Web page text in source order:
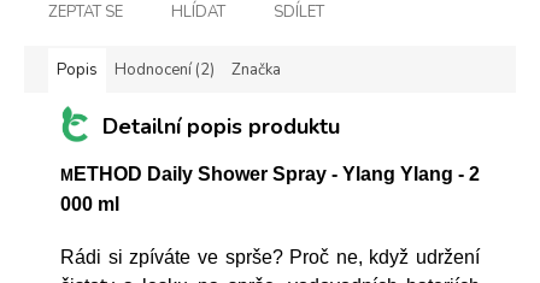
ZEPTAT SE HLÍDAT SDÍLET
Popis Hodnocení (2) Značka
Detailní popis produktu
M ETHOD Daily Shower Spray - Ylang Ylang - 2
000 ml
Rádi si zpíváte ve sprše? Proč ne, když udržení